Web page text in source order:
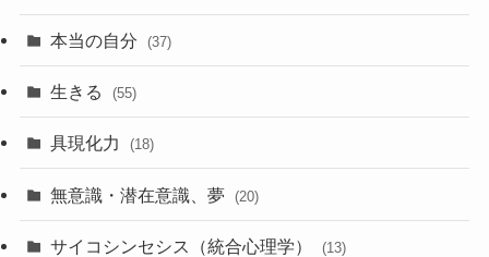
本当の自分 (37)
生きる (55)
具現化力 (18)
無意識・潜在意識、夢 (20)
サイコシンセシス（統合心理学） (13)